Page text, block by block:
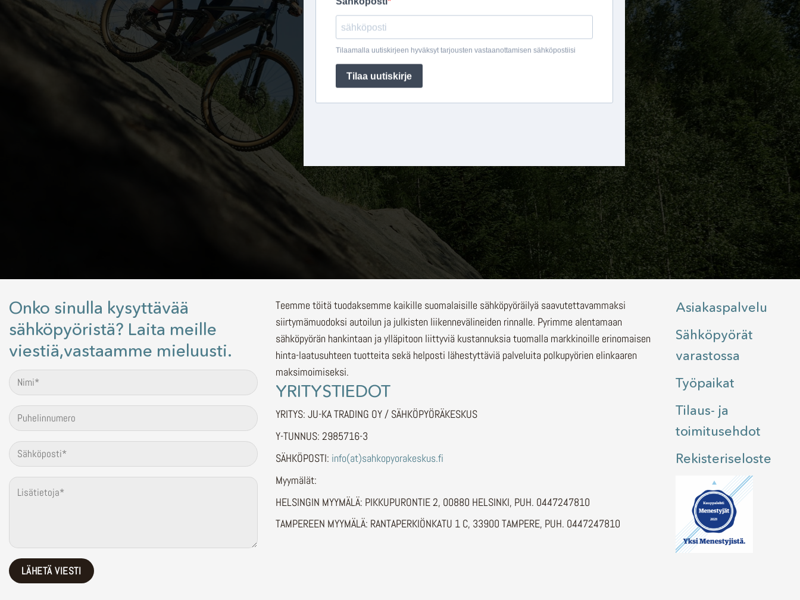
Onko sinulla kysyttävää
sähköpyöristä? Laita meille
viestiä,vastaamme mieluusti.
Teemme töitä tuodaksemme kaikille suomalaisille sähköpyöräilyä saavutettavammaksi
siirtymämuodoksi autoilun ja julkisten liikennevälineiden rinnalle. Pyrimme alentamaan
sähköpyörän hankintaan ja ylläpitoon liittyviä kustannuksia tuomalla markkinoille erinomaisen
hinta-laatusuhteen tuotteita sekä helposti lähestyttäviä palveluita polkupyörien elinkaaren
maksimoimiseksi.
YRITYSTIEDOT
YRITYS: JU-KA TRADING OY / SÄHKÖPYÖRÄKESKUS
Y-TUNNUS: 2985716-3
SÄHKÖPOSTI: info(at)sahkopyorakeskus.fi
Myymälät:
HELSINGIN MYYMÄLÄ: PIKKUPURONTIE 2, 00880 HELSINKI, PUH. 0447247810
TAMPEREEN MYYMÄLÄ: RANTAPERKIÖNKATU 1 C, 33900 TAMPERE, PUH. 0447247810
Asiakaspalvelu
Sähköpyörät
varastossa
Työpaikat
Tilaus- ja
toimitusehdot
Rekisteriseloste